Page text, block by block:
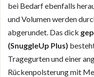
bei Bedarf ebenfalls
und Volumen werden
abgerundet. Das dick
(SnuggleUp Plus)
Tragegurten und einer
Rückenpolsterung mit